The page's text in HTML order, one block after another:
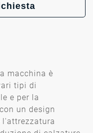
macchina è
tipi di
e per la
un design